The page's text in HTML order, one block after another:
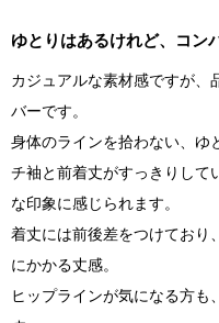
ゆとりはあるけれど、コン
カジュアルな素材感ですが、
バーです。
身体のラインを拾わない、ゆ
チ袖と前着丈がすっきりして
な印象に感じられます。
着丈には前後差をつけており
にかかる丈感。
ヒップラインが気になる方も